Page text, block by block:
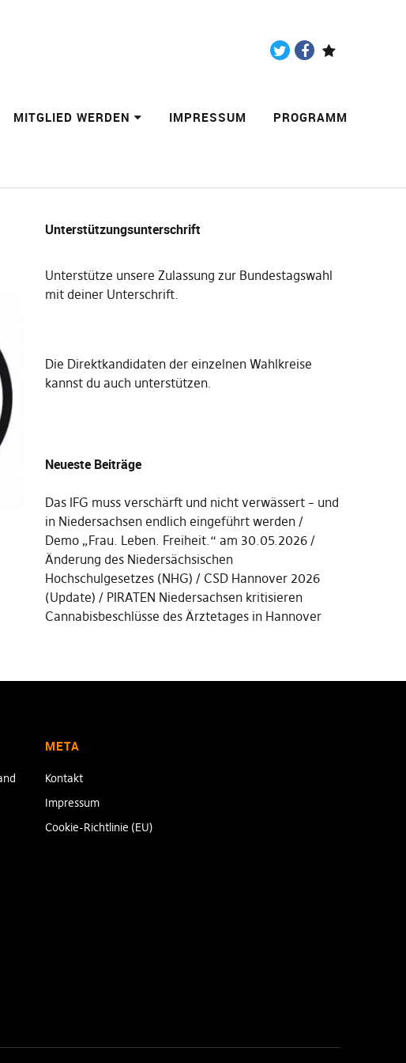
MITGLIED WERDEN IMPRESSUM PROGRAMM
Unterstützungsunterschrift
Unterstütze unsere Zulassung zur Bundestagswahl
mit deiner Unterschrift.
Die Direktkandidaten der einzelnen Wahlkreise
kannst du auch unterstützen.
Neueste Beiträge
Das IFG muss verschärft und nicht verwässert – und
in Niedersachsen endlich eingeführt werden
Demo „Frau. Leben. Freiheit.“ am 30.05.2026
Änderung des Niedersächsischen
Hochschulgesetzes (NHG)
CSD Hannover 2026
(Update)
PIRATEN Niedersachsen kritisieren
Cannabisbeschlüsse des Ärztetages in Hannover
META
Kontakt
Impressum
Cookie-Richtlinie (EU)